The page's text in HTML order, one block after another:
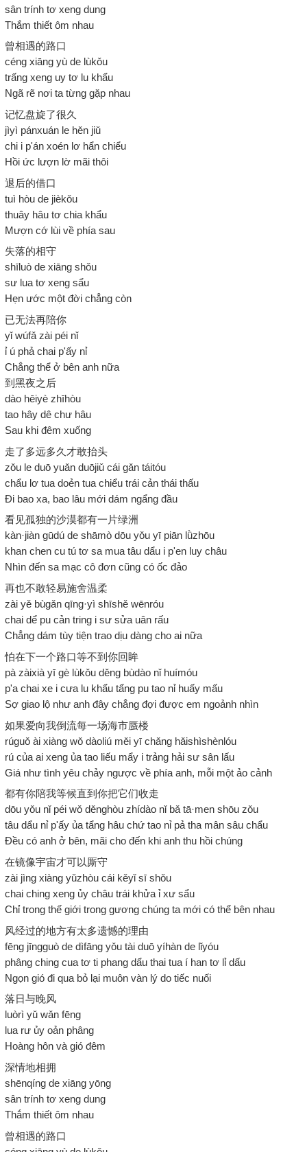
sân trính tơ xeng dung
Thắm thiết ôm nhau
曾相遇的路口
céng xiāng yù de lùkǒu
trấng xeng uy tơ lu khẩu
Ngã rẽ nơi ta từng gặp nhau
记忆盘旋了很久
jìyì pánxuán le hěn jiǔ
chi i p'án xoén lơ hẩn chiểu
Hồi ức lượn lờ mãi thôi
退后的借口
tuì hòu de jièkǒu
thuây hâu tơ chia khẩu
Mượn cớ lùi về phía sau
失落的相守
shīluò de xiāng shǒu
sư lua tơ xeng sẩu
Hẹn ước một đời chẳng còn
已无法再陪你
yǐ wúfǎ zài péi nǐ
ỉ ú phả chai p'ấy nỉ
Chẳng thể ở bên anh nữa
到黑夜之后
dào hēiyè zhīhòu
tao hây dê chư hâu
Sau khi đêm xuống
走了多远多久才敢抬头
zǒu le duō yuǎn duōjiǔ cái gǎn táitóu
chẩu lơ tua doẻn tua chiểu trái cản thái thấu
Đi bao xa, bao lâu mới dám ngẩng đầu
看见孤独的沙漠都有一片绿洲
kàn·jiàn gūdú de shāmò dōu yǒu yī piān lǜzhōu
khan chen cu tú tơ sa mua tâu dẩu i p'en luy châu
Nhìn đến sa mạc cô đơn cũng có ốc đảo
再也不敢轻易施舍温柔
zài yě bùgǎn qīng·yì shīshě wēnróu
chai dể pu cản tring i sư sửa uân rấu
Chẳng dám tùy tiện trao dịu dàng cho ai nữa
怕在下一个路口等不到你回眸
pà zàixià yī gè lùkǒu děng bùdào nǐ huímóu
p'a chai xe i cưa lu khẩu tẩng pu tao nỉ huấy mấu
Sợ giao lộ như anh đây chẳng đợi được em ngoảnh nhìn
如果爱向我倒流每一场海市蜃楼
rúguǒ ài xiàng wǒ dàoliú měi yī chǎng hǎishìshènlóu
rú của ai xeng ủa tao liếu mẩy i trảng hải sư sân lấu
Giá như tình yêu chảy ngược về phía anh, mỗi một ảo cảnh
都有你陪我等候直到你把它们收走
dōu yǒu nǐ péi wǒ děnghòu zhídào nǐ bǎ tā·men shōu zǒu
tâu dẩu nỉ p'ấy ủa tẩng hâu chứ tao nỉ pả tha mân sâu chẩu
Đều có anh ở bên, mãi cho đến khi anh thu hồi chúng
在镜像宇宙才可以厮守
zài jìng xiàng yǔzhòu cái kěyǐ sī shǒu
chai ching xeng ủy châu trái khửa ỉ xư sẩu
Chỉ trong thế giới trong gương chúng ta mới có thể bên nhau
风经过的地方有太多遗憾的理由
fēng jīngguò de dìfāng yǒu tài duō yíhàn de lǐyóu
phâng ching cua tơ ti phang dẩu thai tua í han tơ lỉ dấu
Ngọn gió đi qua bỏ lại muôn vàn lý do tiếc nuối
落日与晚风
luòrì yǔ wǎn fēng
lua rư ủy oản phâng
Hoàng hôn và gió đêm
深情地相拥
shēnqíng de xiāng yōng
sân trính tơ xeng dung
Thắm thiết ôm nhau
曾相遇的路口